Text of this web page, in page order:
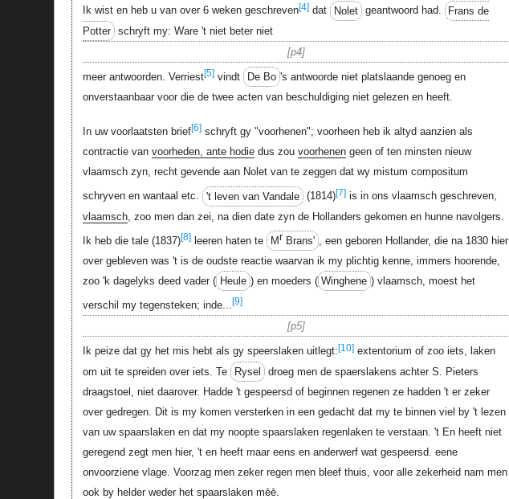
Ik wist en heb u van over 6 weken geschreven[4]dat Nolet geantwoord had.
Frans de
Potter schryft my: Ware 't niet beter niet
p4
meer antwoorden. Verriest[5]vindt De Bo 's antwoorde niet platslaande genoeg en
onverstaanbaar voor die de twee acten van beschuldiging niet gelezen en heeft.
In uw voorlaatsten brief[6]schryft gy "voorhenen"; voorheen heb ik altyd aanzien als
contractie van voorheden, ante hodiedus zou voorhenengeen of ten minsten nieuw
vlaamsch zyn, recht gevende aan Nolet van te zeggen dat wy mistum compositum
schryven en wantaal etc. 't leven van Vandale (1814)[7]is in ons vlaamsch geschreven,
vlaamsch, zoo men dan zei, na dien date zyn de Hollanders gekomen en hunne navolgers.
Ik heb die tale (1837)[8]leeren haten te Mr Brans' , een geboren Hollander, die na 1830 hier
over gebleven was 't is de oudste reactie waarvan ik my plichtig kenne, immers hoorende,
zoo 'k dagelyks deed vader ( Heule ) en moeders ( Winghene ) vlaamsch, moest het
verschil my tegensteken; inde...[9]
p5
Ik peize dat gy het mis hebt als gy speerslaken uitlegt:[10]extentorium of zoo iets, laken
om uit te spreiden over iets. Te
Rysel droeg men de spaerslakens achter S. Pieters
draagstoel, niet daarover. Hadde 't gespeersd of beginnen regenen ze hadden 't er zeker
over gedregen. Dit is my komen versterken in een gedacht dat my te binnen viel by 't lezen
van uw spaarslaken en dat my noopte spaarslaken regenlaken te verstaan. 't En heeft niet
geregend zegt men hier, 't en heeft maar eens en anderwerf wat gespeersd. eene
onvoorziene vlage. Voorzag men zeker regen men bleef thuis, voor alle zekerheid nam men
ook by helder weder het spaarslaken mēē.